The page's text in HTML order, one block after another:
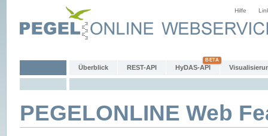
Hilfe
Überblick REST-API HyDAS-API
PEGELONLINE Web